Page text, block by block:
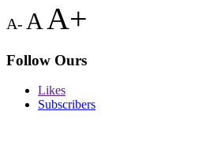
A- A A+
Follow Ours
Likes
Subscribers